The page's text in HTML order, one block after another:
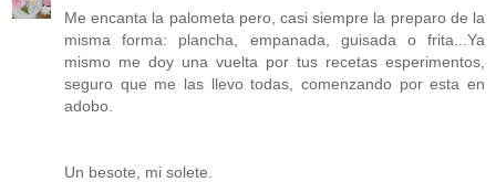
Me encanta la palometa pero, casi siempre la preparo de la
misma forma: plancha, empanada, guisada o frita...Ya
mismo me doy una vuelta por tus recetas esperimentos,
seguro que me las llevo todas, comenzando por esta en
adobo.
Un besote, mi solete.